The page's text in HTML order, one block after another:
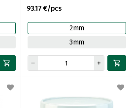
93.17 €/pcs
2mm
3mm